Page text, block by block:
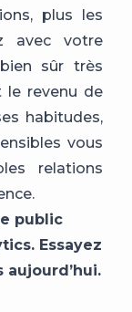
plus les
avec votre
sûr très
le revenu de
habitudes,
vous
relations
public
Essayez